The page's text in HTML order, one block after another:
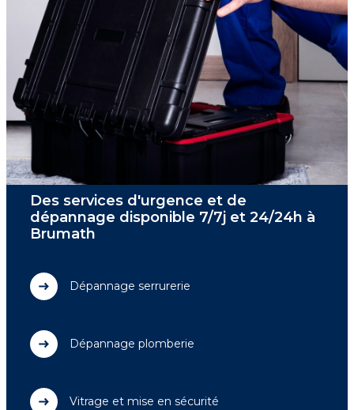
Des services d'urgence et de
dépannage disponible 7/7j et 24/24h à
Brumath
Dépannage serrurerie
Dépannage plomberie
Vitrage et mise en sécurité